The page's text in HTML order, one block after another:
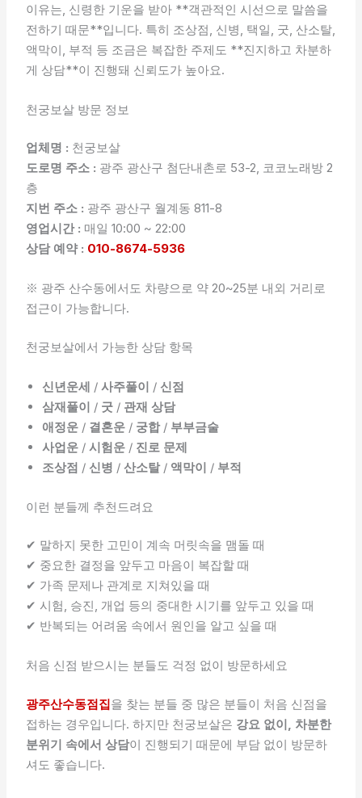
이유는, 신령한 기운을 받아 **객관적인 시선으로 말씀을
전하기 때문**입니다. 특히 조상점, 신병, 택일, 굿, 산소탈,
액막이, 부적 등 조금은 복잡한 주제도 **진지하고 차분하
게 상담**이 진행돼 신뢰도가 높아요.
천궁보살 방문 정보
업체명 : 천궁보살
도로명 주소 : 광주 광산구 첨단내촌로 53-2, 코코노래방 2
층
지번 주소 : 광주 광산구 월계동 811-8
영업시간 : 매일 10:00 ~ 22:00
상담 예약 : 010-8674-5936
※ 광주 산수동에서도 차량으로 약 20~25분 내외 거리로
접근이 가능합니다.
천궁보살에서 가능한 상담 항목
신년운세 /사주풀이 / 신점
삼재풀이 / 굿 / 관재 상담
애정운 / 결혼운 / 궁합/ 부부금술
사업운 /시험운 / 진로 문제
조상점 / 신병 /산소탈/ 액막이 / 부적
이런 분들께 추천드려요
✔ 말하지 못한 고민이 계속 머릿속을 맴돌 때
✔ 중요한 결정을 앞두고 마음이 복잡할 때
✔ 가족 문제나 관계로 지쳐있을 때
✔ 시험, 승진, 개업 등의 중대한 시기를 앞두고 있을 때
✔ 반복되는 어려움 속에서 원인을 알고 싶을 때
처음 신점 받으시는 분들도 걱정 없이 방문하세요
광주산수동점집을 찾는 분들 중 많은 분들이 처음 신점을
접하는 경우입니다. 하지만 천궁보살은 강요 없이, 차분한
분위기 속에서 상담이 진행되기 때문에 부담 없이 방문하
셔도 좋습니다.